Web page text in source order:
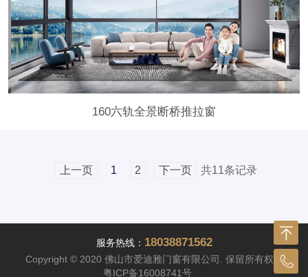
160六轨全景断桥推拉窗
上一页 1 2 下一页 共11条记录
服务热线： 18038871562
Copyright © 2020 佛山市爱迪雅门窗有限公司. 保留所有权利
粤ICP备16008741号